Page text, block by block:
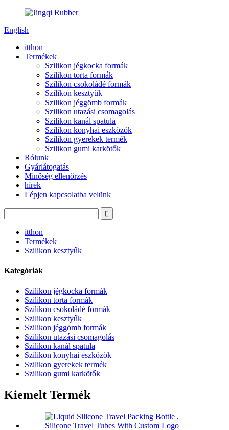
English
itthon
Termékek
Szilikon jégkocka formák
Szilikon torta formák
Szilikon csokoládé formák
Szilikon kesztyűk
Szilikon jéggömb formák
Szilikon utazási csomagolás
Szilikon kanál spatula
Szilikon konyhai eszközök
Szilikon gyerekek termék
Szilikon gumi karkötők
Rólunk
Gyárlátogatás
Minőség ellenőrzés
hírek
Lépjen kapcsolatba velünk
itthon
Termékek
Szilikon kesztyűk
Kategóriák
Szilikon jégkocka formák
Szilikon torta formák
Szilikon csokoládé formák
Szilikon kesztyűk
Szilikon jéggömb formák
Szilikon utazási csomagolás
Szilikon kanál spatula
Szilikon konyhai eszközök
Szilikon gyerekek termék
Szilikon gumi karkötők
Kiemelt Termék